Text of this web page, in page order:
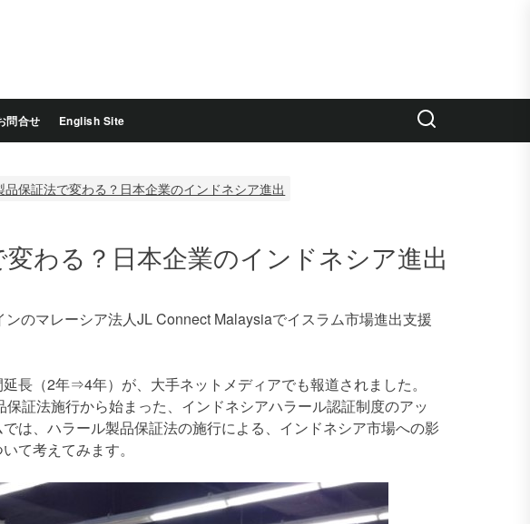
問合せ English Site
品保証法で変わる？日本企業のインドネシア進出
わる？日本企業のインドネシア進出
のマレーシア法人JL Connect Malaysiaでイスラム市場進出支援
長（2年⇒4年）が、大手ネットメディアでも報道されました。
証法施行から始まった、インドネシアハラール認証制度のアッ
は、ハラール製品保証法の施行による、インドネシア市場への影
て考えてみます。